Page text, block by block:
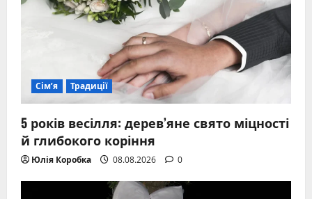
Сім’я Традиції
5 років весілля: дерев’яне свято міцності
й глибокого коріння
Юлія Коробка 08.08.2026 0